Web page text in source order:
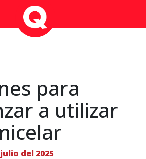
para
a utilizar
del 2025